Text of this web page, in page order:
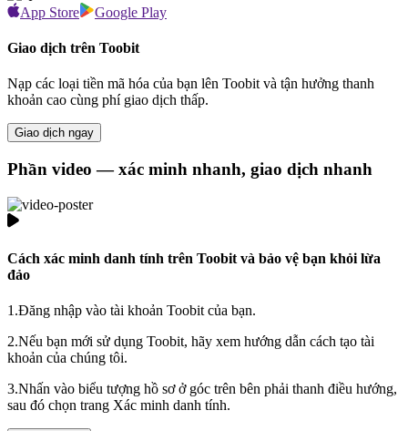
App Store Google Play
Giao dịch trên Toobit
Nạp các loại tiền mã hóa của bạn lên Toobit và tận hưởng thanh
khoản cao cùng phí giao dịch thấp.
Giao dịch ngay
Phần video — xác minh nhanh, giao dịch nhanh
Cách xác minh danh tính trên Toobit và bảo vệ bạn khỏi lừa
đảo
1.Đăng nhập vào tài khoản Toobit của bạn.
2.Nếu bạn mới sử dụng Toobit, hãy xem hướng dẫn cách tạo tài
khoản của chúng tôi.
3.Nhấn vào biểu tượng hồ sơ ở góc trên bên phải thanh điều hướng,
sau đó chọn trang Xác minh danh tính.